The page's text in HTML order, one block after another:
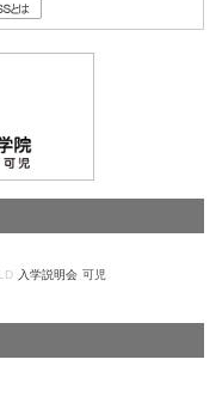
LD 入学説明会 可児